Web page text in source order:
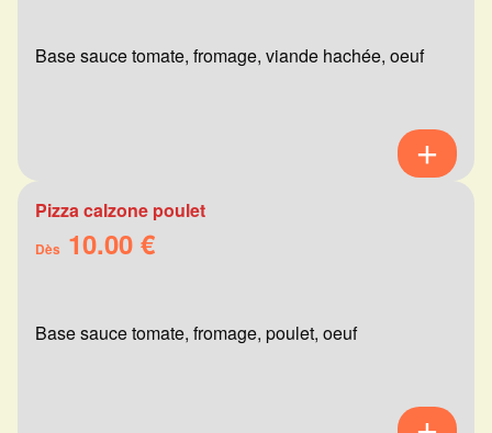
Base sauce tomate, fromage, viande hachée, oeuf
Pizza calzone poulet
Dès 10.00 €
Base sauce tomate, fromage, poulet, oeuf